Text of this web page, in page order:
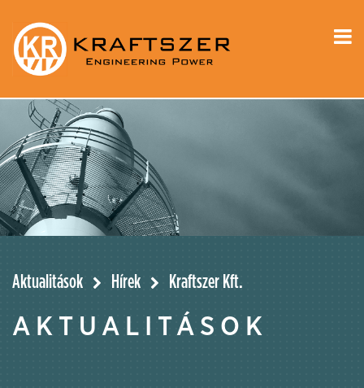
Aktualitások Hírek Kraftszer Kft.
AKTUALITÁSOK